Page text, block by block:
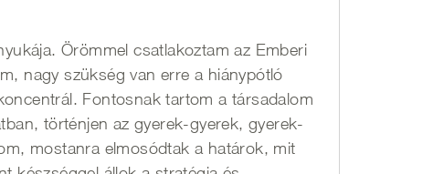
Örömmel csatlakoztam az Emberi
nagy szükség van erre a hiánypótló
Fontosnak tartom a társadalom
történjen az gyerek-gyerek, gyerek-
mostanra elmosódtak a határok, mit